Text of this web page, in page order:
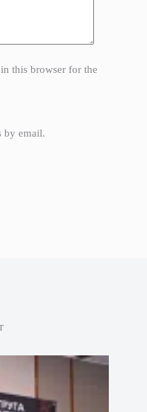
this browser for the
by email.